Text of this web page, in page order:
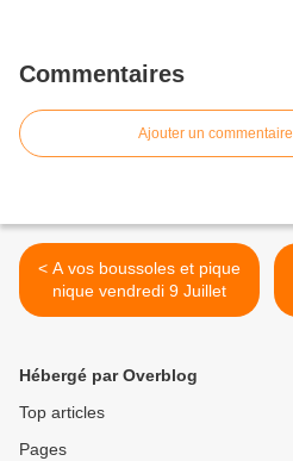
Commentaires
Ajouter un commentaire
< A vos boussoles et pique
nique vendredi 9 Juillet
Hébergé par Overblog
Top articles
Pages